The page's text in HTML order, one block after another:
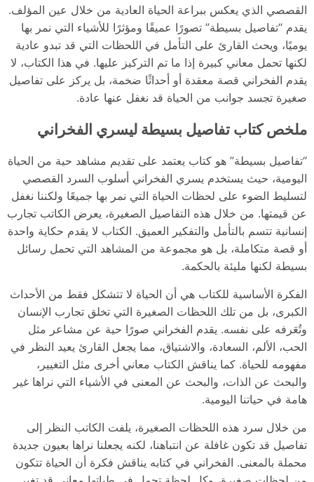
القصصي الذي يعكس ببراعة الحياة العادية من خلال عين المؤلف.
يقدم “تفاصيل بسيطة” تصورًا عميقًا ومؤثرًا للأشياء التي نمر بها
يوميًا، ويحث القارئ على التأمل في اللحظات التي قد تبدو عادية
لكنها تحمل معاني كبيرة إذا ما تم التركيز عليها. في هذا الكتاب، لا
يقدم الفخراني قصة معقدة أو أحداثًا ضخمة، بل يركز على تفاصيل
صغيرة تجسد جوانب من الحياة قد نغفل عنها عادة.
ملخص كتاب تفاصيل بسيطة ليسري الفخراني
“تفاصيل بسيطة” هو كتاب يعتمد على تقديم مشاهد حية من الحياة
اليومية، حيث يستخدم يسري الفخراني أسلوب السرد القصصي
لتسليط الضوء على لحظات الحياة التي نمر بها جميعًا ولكننا نغفل
عن قيمتها. من خلال هذه التفاصيل الصغيرة، يعرض الكاتب تجارب
إنسانية تتسم بالتأمل والتفكير العميق. الكتاب لا يقدم حكاية واحدة
أو قصة متكاملة، بل هو مجموعة من المشاهد التي تحمل رسائل
بسيطة لكنها مليئة بالحكمة.
الفكرة الأساسية للكتاب هي أن الحياة لا تتشكل فقط من الأحداث
الكبرى، بل من تلك اللحظات الصغيرة التي تخلق تجارب الإنسان
وتُعَرفه على نفسه. يقدم الفخراني صورًا حية عن مشاعر مثل
الحب، الألم، السعادة، والاشتياق، مما يجعل القارئ يعيد النظر في
مفهومه للحياة. كما يناقش الكتاب معاني أخرى مثل التغيير،
والبحث عن الذات، والبحث عن المعنى في الأشياء التي نراها غير
هامة في حياتنا اليومية.
من خلال سرد هذه اللحظات الصغيرة، يلفت الكاتب النظر إلى
تفاصيل قد تكون غافلة عن انتباهنا، لكنه يجعلنا نراها بعيون جديدة
محملة بالمعنى. الفخراني في كتابه يناقش فكرة أن الحياة تتكون